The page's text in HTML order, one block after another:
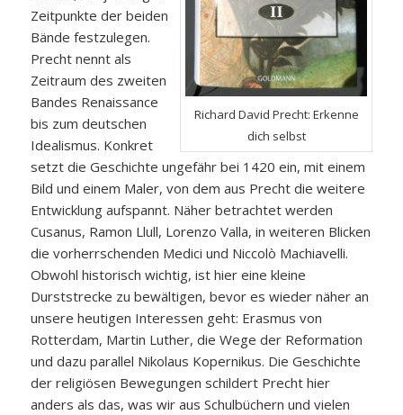
Richard David Precht: Erkenne
dich selbst
Zeitpunkte der beiden
Bände festzulegen.
Precht nennt als
Zeitraum des zweiten
Bandes Renaissance
bis zum deutschen
Idealismus. Konkret
setzt die Geschichte ungefähr bei 1420 ein, mit einem
Bild und einem Maler, von dem aus Precht die weitere
Entwicklung aufspannt. Näher betrachtet werden
Cusanus, Ramon Llull, Lorenzo Valla, in weiteren Blicken
die vorherrschenden Medici und Niccolò Machiavelli.
Obwohl historisch wichtig, ist hier eine kleine
Durststrecke zu bewältigen, bevor es wieder näher an
unsere heutigen Interessen geht: Erasmus von
Rotterdam, Martin Luther, die Wege der Reformation
und dazu parallel Nikolaus Kopernikus. Die Geschichte
der religiösen Bewegungen schildert Precht hier
anders als das, was wir aus Schulbüchern und vielen